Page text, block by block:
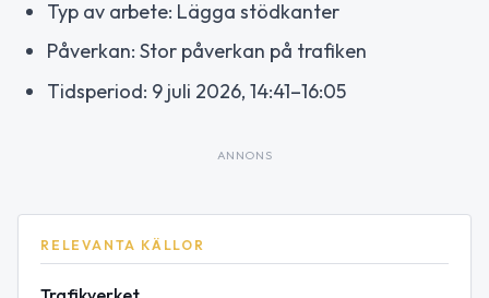
Typ av arbete: Lägga stödkanter
Påverkan: Stor påverkan på trafiken
Tidsperiod: 9 juli 2026, 14:41–16:05
ANNONS
RELEVANTA KÄLLOR